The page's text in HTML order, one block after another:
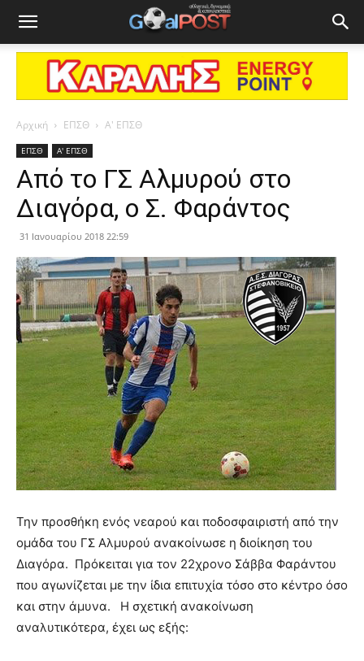
Αρχική ΕΠΣΘ Α' ΕΠΣΘ
ΕΠΣΘ Α' ΕΠΣΘ
Από το ΓΣ Αλμυρού στο
Διαγόρα, ο Σ. Φαράντος
31 Ιανουαρίου 2018 22:59
Την προσθήκη ενός νεαρού και ποδοσφαιριστή από την
ομάδα του ΓΣ Αλμυρού ανακοίνωσε η διοίκηση του
Διαγόρα. Πρόκειται για τον 22χρονο Σάββα Φαράντου
που αγωνίζεται με την ίδια επιτυχία τόσο στο κέντρο όσο
και στην άμυνα. Η σχετική ανακοίνωση
αναλυτικότερα, έχει ως εξής: